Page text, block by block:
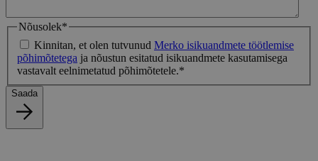
Nõusolek*
Kinnitan, et olen tutvunud Merko isikuandmete töötlemise
põhimõtetega ja nõustun esitatud isikuandmete kasutamisega
vastavalt eelnimetatud põhimõtetele.*
Saada